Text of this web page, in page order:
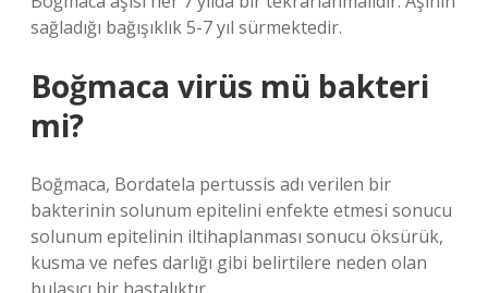
sağladığı bağışıklık 5-7 yıl sürmektedir.
Boğmaca virüs mü bakteri
mi?
Boğmaca, Bordatela pertussis adı verilen bir
bakterinin solunum epitelini enfekte etmesi sonucu
solunum epitelinin iltihaplanması sonucu öksürük,
kusma ve nefes darlığı gibi belirtilere neden olan